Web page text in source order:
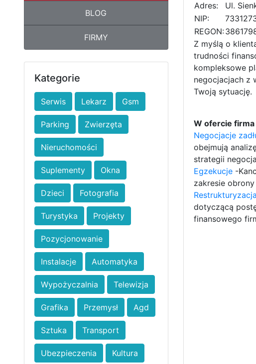
BLOG
FIRMY
Kategorie
Serwis Lekarz Gsm
Parking Zwierzęta
Nieruchomości
Suplementy Okna
Dzieci Fotografia
Turystyka Projekty
Pozycjonowanie
Instalacje Automatyka
Wypożyczalnia Telewizja
Grafika Przemysł Agd
Sztuka Transport
Ubezpieczenia Kultura
Adres:
Ul.
NIP:
REGON:
Z myślą o
trudności
kompleksowe
negocjacjach z
Twoją sytuację.
W ofercie firma
Negocjacje
obejmują
strategii
Egzekucje-
zakresie
dotyczącą
finansowego